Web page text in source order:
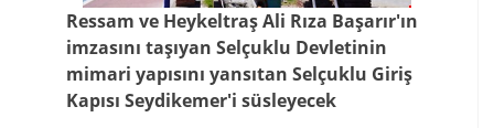
Ressam ve Heykeltraş Ali Rıza Başarır'ın
imzasını taşıyan Selçuklu Devletinin
mimari yapısını yansıtan Selçuklu Giriş
Kapısı Seydikemer'i süsleyecek